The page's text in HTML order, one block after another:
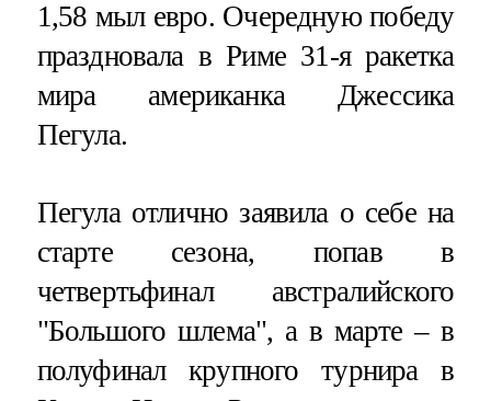
1,58 мыл евро. Очередную победу
праздновала в Риме 31-я ракетка
мира американка Джессика
Пегула.
Пегула отлично заявила о себе на
старте сезона, попав в
четвертьфинал австралийского
"Большого шлема", а в марте – в
полуфинал крупного турнира в